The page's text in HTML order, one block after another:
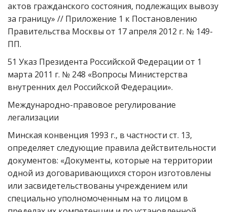
актов гражданского состояния, подлежащих вывозу
за границу» // Приложение 1 к Постановлению
Правительства Москвы от 17 апреля 2012 г. № 149-
ПП.
51 Указ Президента Российской Федерации от 1
марта 2011 г. № 248 «Вопросы Министерства
внутренних дел Российской Федерации».
Международно-правовое регулирование
легализации
Минская конвенция 1993 г., в частности ст. 13,
определяет следующие правила действительности
документов: «Документы, которые на территории
одной из договаривающихся сторон изготовлены
или засвидетельствованы учреждением или
специально уполномоченным на то лицом в